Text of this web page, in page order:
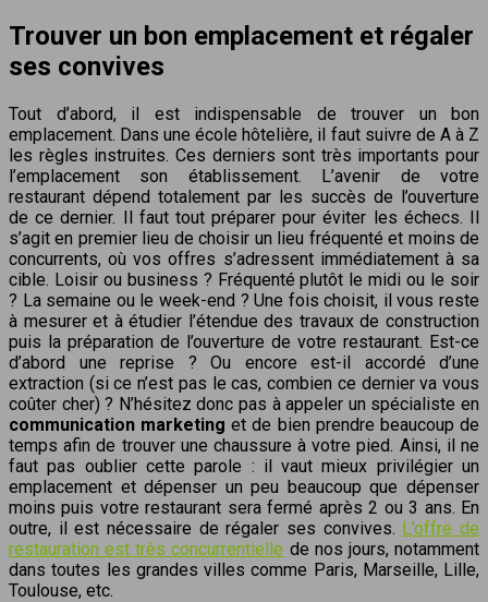
Trouver un bon emplacement et régaler
ses convives
Tout d’abord, il est indispensable de trouver un bon
emplacement. Dans une école hôtelière, il faut suivre de A à Z
les règles instruites. Ces derniers sont très importants pour
l’emplacement son établissement. L’avenir de votre
restaurant dépend totalement par les succès de l’ouverture
de ce dernier. Il faut tout préparer pour éviter les échecs. Il
s’agit en premier lieu de choisir un lieu fréquenté et moins de
concurrents, où vos offres s’adressent immédiatement à sa
cible. Loisir ou business ? Fréquenté plutôt le midi ou le soir
? La semaine ou le week-end ? Une fois choisit, il vous reste
à mesurer et à étudier l’étendue des travaux de construction
puis la préparation de l’ouverture de votre restaurant. Est-ce
d’abord une reprise ? Ou encore est-il accordé d’une
extraction (si ce n’est pas le cas, combien ce dernier va vous
coûter cher) ? N’hésitez donc pas à appeler un spécialiste en
communication marketing et de bien prendre beaucoup de
temps afin de trouver une chaussure à votre pied. Ainsi, il ne
faut pas oublier cette parole : il vaut mieux privilégier un
emplacement et dépenser un peu beaucoup que dépenser
moins puis votre restaurant sera fermé après 2 ou 3 ans. En
outre, il est nécessaire de régaler ses convives. L’offre de
restauration est très concurrentielle de nos jours, notamment
dans toutes les grandes villes comme Paris, Marseille, Lille,
Toulouse, etc.